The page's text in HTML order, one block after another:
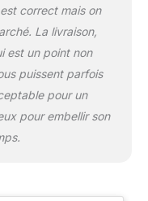
optimal
et surface de
de 2m de large
couvrant une
de 14m²,
jardins, abords de
de jeux
correct mais on
La livraison,
est un point non
puissent parfois
pour un
pour embellir son